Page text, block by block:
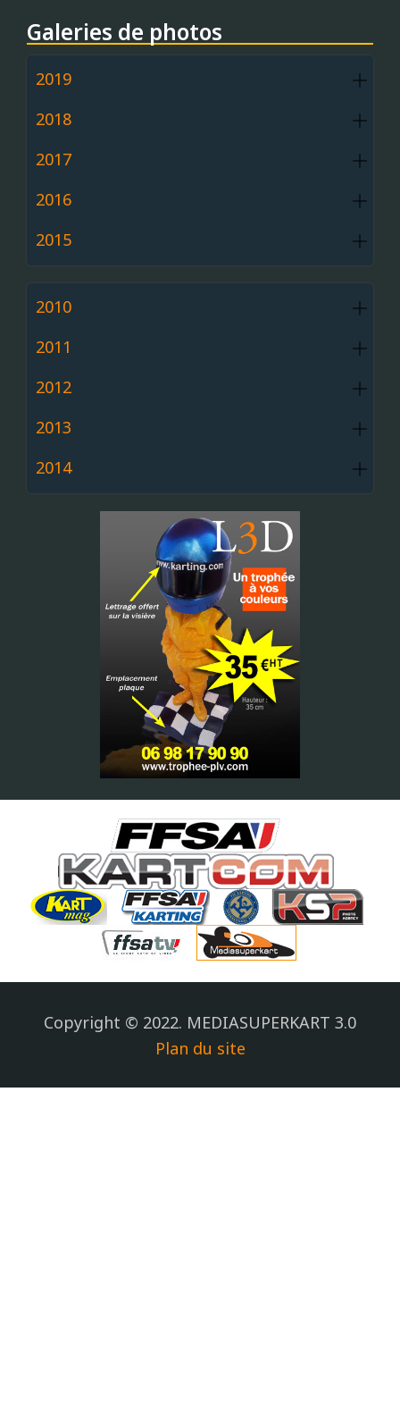
Galeries de photos
2019
2018
2017
2016
2015
2010
2011
2012
2013
2014
Copyright © 2022. MEDIASUPERKART 3.0
Plan du site